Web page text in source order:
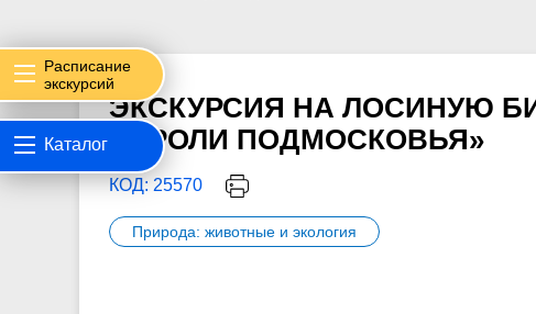
Расписание
экскурсий
Каталог
ЭКСКУРСИЯ НА ЛОСИНУЮ
КОРОЛИ ПОДМОСКОВЬЯ»
КОД: 25570
Природа: животные и экология